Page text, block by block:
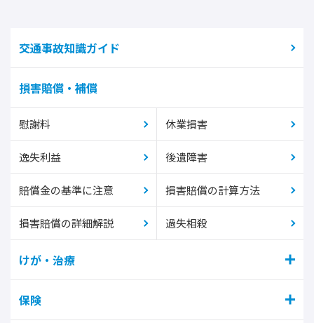
交通事故知識ガイド
損害賠償・補償
慰謝料 休業損害
逸失利益 後遺障害
賠償金の基準に注意 損害賠償の計算方法
損害賠償の詳細解説 過失相殺
けが・治療
保険